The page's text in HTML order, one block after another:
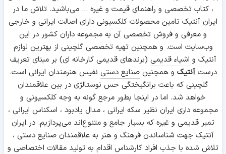
، کتاب تخصصی و راهنمای قیمت و غیره ... می‌باشید. تلاش ما در
ایران آنتیک تامین محصولات کلکسیونی دارای اصالت ایرانی و خارجی
و معرفی و فروش تخصصی آن به مجموعه داران کشور در این
وب‌سایت است. و همچنین تهیه تخصصی گلچینی از بهترین لوازم
آنتیک و اشیاء قدیمی (برندهای قدیمی کارخانه ای) بر مبنای تعریف
درستآنتیک و همچنینصنایع دستی نفیس هنرمندان ایرانی است.
گلچینی که باعث برانگیختگی حس نوستالژی در بین علاقمندان
خواهد شد. اما در اینجا بطور مرجع گونه به وجه کلکسیونی و
مجموعه داری ایران نظیر سکه ایرانی ، مدال یادبود ، اسکناس ایرانی ،
تمبر قدیمی و غیره که بسیار جامع و متنوع‌اند می‌پردازیم. در ایران
آنتیک جهت شناساندن فرهنگ و هنر به علاقمندان صنایع دستی ،
تلاش شده با جذب افراد کارشناس اقدام به تولید مقالات اختصاصی و